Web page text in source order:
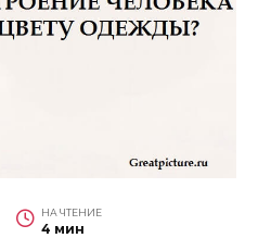
НА ЧТЕНИЕ
4 мин